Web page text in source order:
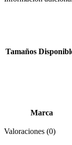
Tamaños
Marca
Valoraciones (0)